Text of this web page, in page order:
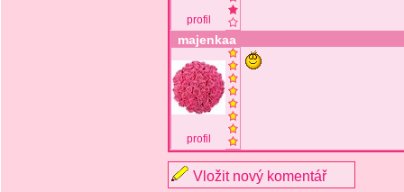
profil
majenkaa
profil
Vložit nový komentář